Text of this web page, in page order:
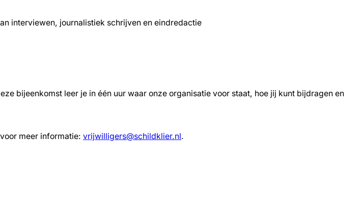
interviewen, journalistiek schrijven en eindredactie
bijeenkomst leer je in één uur waar onze organisatie voor staat, hoe jij kunt bijdragen en
meer informatie: vrijwilligers@schildklier.nl.